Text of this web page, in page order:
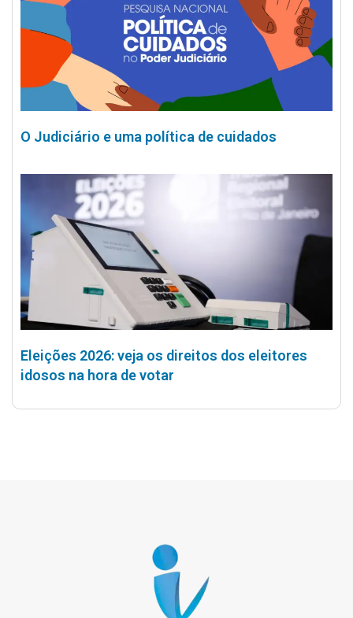
O Judiciário e uma política de cuidados
Eleições 2026: veja os direitos dos eleitores
idosos na hora de votar